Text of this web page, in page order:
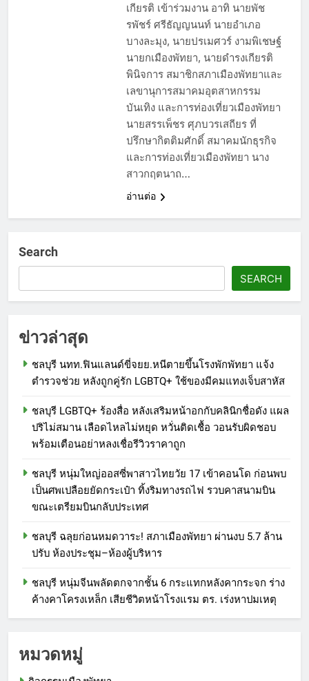
เกียรติ เข้าร่วมงาน อาทิ นายพัช
รพัชร์ ศรีธัญญนนท์ นายอำเภอ
บางละมุง, นายปรเมศวร์ งามพิเชษฐ์
นายกเมืองพัทยา, นายดํารงเกียรติ
พินิจการ สมาชิกสภาเมืองพัทยาและ
เลขานุการสมาคมอุตสาหกรรม
บันเทิง และการท่องเที่ยวเมืองพัทยา
นายสรรเพ็ชร ศุภบวรเสถียร ที่
ปรึกษากิตติมศักดิ์ สมาคมนักธุรกิจ
และการท่องเที่ยวเมืองพัทยา นาง
สาวกฤตนาถ…
อ่านต่อ
Search
SEARCH
ข่าวล่าสุด
ชลบุรี นทท.ฟินแลนด์ขี่จยย.หนีตายขึ้นโรงพักพัทยา แจ้ง
ตำรวจช่วย หลังถูกคู่รัก LGBTQ+ ใช้ของมีคมแทงเจ็บสาหัส
ชลบุรี LGBTQ+ ร้องสื่อ หลังเสริมหน้าอกกับคลินิกชื่อดัง แผล
ปริไม่สมาน เลือดไหลไม่หยุด หวั่นติดเชื้อ วอนรับผิดชอบ
พร้อมเตือนอย่าหลงเชื่อรีวิวราคาถูก
ชลบุรี หนุ่มใหญ่ออสซี่พาสาวไทยวัย 17 เข้าคอนโด ก่อนพบ
เป็นศพเปลือยยัดกระเป๋า ทิ้งริมทางรถไฟ รวบคาสนามบิน
ขณะเตรียมบินกลับประเทศ
ชลบุรี ฉลุยก่อนหมดวาระ! สภาเมืองพัทยา ผ่านงบ 5.7 ล้าน
ปรับ ห้องประชุม–ห้องผู้บริหาร
ชลบุรี หนุ่มจีนพลัดตกจากชั้น 6 กระแทกหลังคากระจก ร่าง
ค้างคาโครงเหล็ก เสียชีวิตหน้าโรงแรม ตร. เร่งหาปมเหตุ
หมวดหมู่